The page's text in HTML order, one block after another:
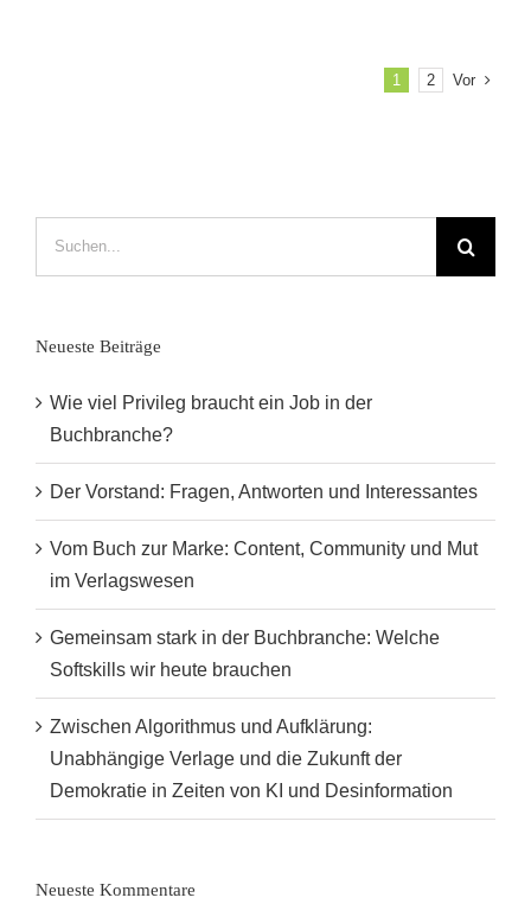
1 2 Vor
Neueste Beiträge
Wie viel Privileg braucht ein Job in der
Buchbranche?
Der Vorstand: Fragen, Antworten und Interessantes
Vom Buch zur Marke: Content, Community und Mut
im Verlagswesen
Gemeinsam stark in der Buchbranche: Welche
Softskills wir heute brauchen
Zwischen Algorithmus und Aufklärung:
Unabhängige Verlage und die Zukunft der
Demokratie in Zeiten von KI und Desinformation
Neueste Kommentare